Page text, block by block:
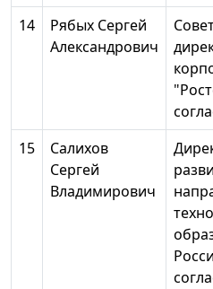
14
Рябых Сергей
Александрович
15
Салихов
Сергей
Владимирович